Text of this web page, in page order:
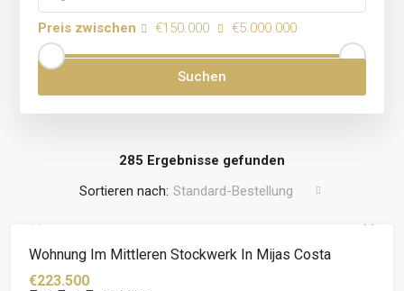
Preis zwischen €150.000 €5.000.000
Suchen
285 Ergebnisse gefunden
Sortieren nach: Standard-Bestellung
Wohnung Im Mittleren Stockwerk In Mijas Costa
€223.500